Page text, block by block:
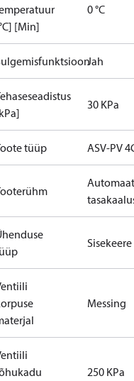
[Min]
0 °C
Jah
30 KPa
tüüp ASV-PV
Sisekeere
Messing
250 KPa